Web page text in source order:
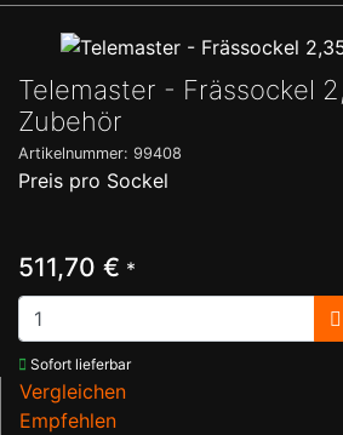
Telemaster - Frässockel
Zubehör
Artikelnummer: 99408
Preis pro Sockel
511,70 € *
Sofort lieferbar
Vergleichen
Empfehlen